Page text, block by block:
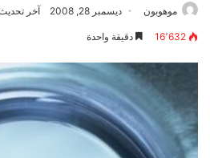
موهوبون ديسمبر 28, 2008 آخر تحديث:
16٬632 دقيقة واحدة